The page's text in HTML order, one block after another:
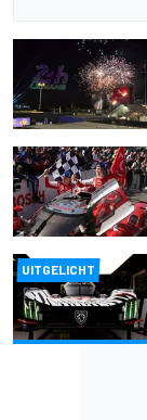
UITGELICHT